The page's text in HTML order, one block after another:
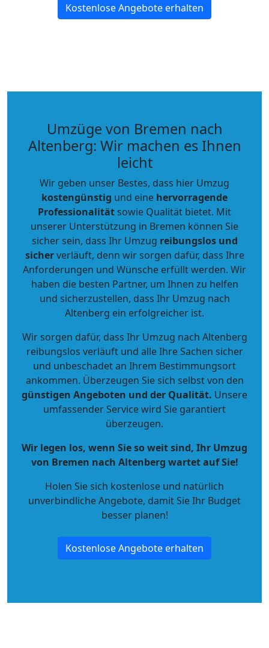
Kostenlose Angebote erhalten
Umzüge von Bremen nach
Altenberg: Wir machen es Ihnen
leicht
Wir geben unser Bestes, dass hier Umzug
kostengünstig und eine hervorragende
Professionalitätsowie Qualität bietet. Mit
unserer Unterstützung in Bremen können Sie
sicher sein, dass Ihr Umzug reibungslos und
sicherverläuft, denn wir sorgen dafür, dass Ihre
Anforderungen und Wünsche erfüllt werden. Wir
haben die besten Partner, um Ihnen zu helfen
und sicherzustellen, dass Ihr Umzug nach
Altenberg ein erfolgreicher ist.
Wir sorgen dafür, dass Ihr Umzug nach Altenberg
reibungslos verläuft und alle Ihre Sachen sicher
und unbeschadet an Ihrem Bestimmungsort
ankommen. Überzeugen Sie sich selbst von den
günstigen Angeboten und der Qualität. Unsere
umfassender Service wird Sie garantiert
überzeugen.
Wir legen los, wenn Sie so weit sind, Ihr Umzug
von Bremen nach Altenberg wartet auf Sie!
Holen Sie sich kostenlose und natürlich
unverbindliche Angebote, damit Sie Ihr Budget
besser planen!
Kostenlose Angebote erhalten